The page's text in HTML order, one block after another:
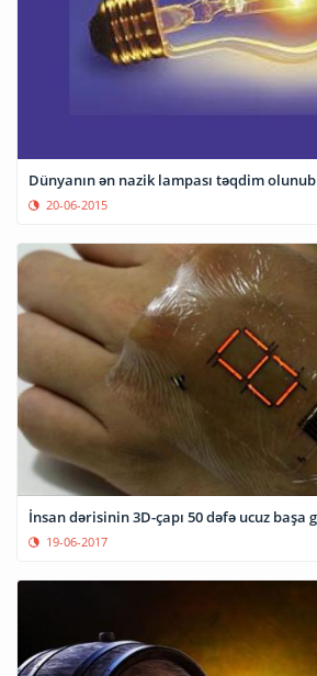
Dünyanın ən nazik lampası təqdim olunub
20-06-2015
İnsan dərisinin 3D-çapı 50 dəfə ucuz başa
19-06-2017